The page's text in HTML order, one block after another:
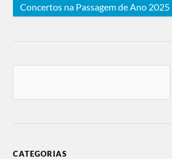
Concertos na Passagem de Ano 2025
CATEGORIAS